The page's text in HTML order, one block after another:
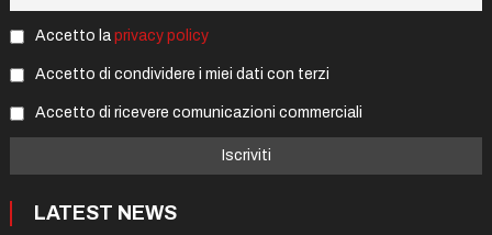
Accetto la privacy policy
Accetto di condividere i miei dati con terzi
Accetto di ricevere comunicazioni commerciali
LATEST NEWS